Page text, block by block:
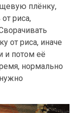
плёнку,
риса,
от риса, иначе
и потом её
нормально